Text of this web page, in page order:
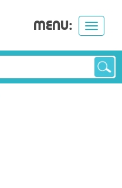
Toggle
MENU: